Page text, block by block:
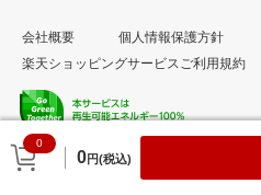
0
0円(税込)
会社概要
個人情報保護方針
楽天ショッピングサービスご利用規約
© Rakuten Group, Inc.